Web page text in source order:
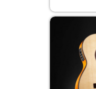
Mặt lưng và
ENYA EGA